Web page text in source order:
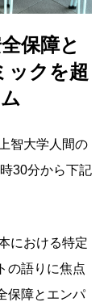
保障と
ックを超
智大学人間の
30分から下記
における特定
の語りに焦点
保障とエンパ